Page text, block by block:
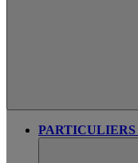
PARTICULIERS